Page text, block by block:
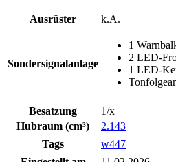
Ausrüster k.A.
Sondersignalanlage
1
2 LED-
1 LED-
Besatzung 1/x
Hubraum (cm³)
2.143
Tags
w447